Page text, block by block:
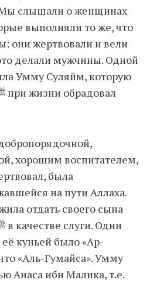
слышали о женщинах
выполняли то же, что
они жертвовали и вели
делали мужчины. Одной
Умму Суляйм, которую
хорошим воспитателем,
была
на пути Аллаха.
отдать своего сына
куньей было «Ар-
«Аль-Гумайса». Умму
Анаса ибн Малика, т.е.